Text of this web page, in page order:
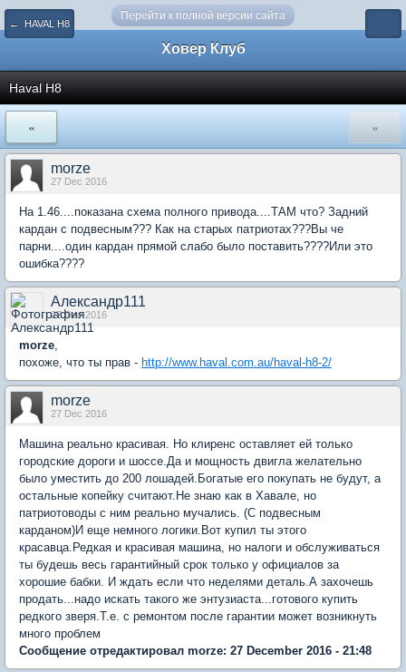
Перейти к полной версии сайта
← HAVAL H8
Ховер Клуб
Haval H8
« »
morze
27 Dec 2016
На 1.46....показана схема полного привода....ТАМ что? Задний
кардан с подвесным??? Как на старых патриотах???Вы че
парни....один кардан прямой слабо было поставить????Или это
ошибка????
Александр111
27 Dec 2016
morze,
похоже, что ты прав - http://www.haval.com.au/haval-h8-2/
morze
27 Dec 2016
Машина реально красивая. Но клиренс оставляет ей только
городские дороги и шоссе.Да и мощность двигла желательно
было уместить до 200 лошадей.Богатые его покупать не будут, а
остальные копейку считают.Не знаю как в Хавале, но
патриотоводы с ним реально мучались. (С подвесным
карданом)И еще немного логики.Вот купил ты этого
красавца.Редкая и красивая машина, но налоги и обслуживаться
ты будешь весь гарантийный срок только у официалов за
хорошие бабки. И ждать если что неделями деталь.А захочешь
продать...надо искать такого же энтузиаста...готового купить
редкого зверя.Т.е. с ремонтом после гарантии может возникнуть
много проблем
Сообщение отредактировал morze: 27 December 2016 - 21:48